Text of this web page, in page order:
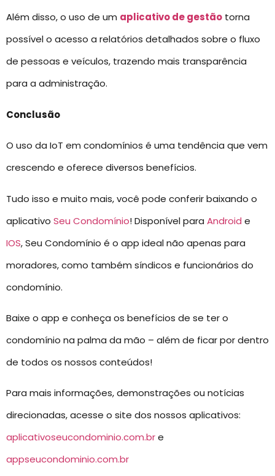
Além disso, o uso de um aplicativo de gestão torna
possível o acesso a relatórios detalhados sobre o fluxo
de pessoas e veículos, trazendo mais transparência
para a administração.
Conclusão
O uso da IoT em condomínios é uma tendência que vem
crescendo e oferece diversos benefícios.
Tudo isso e muito mais, você pode conferir baixando o
aplicativo Seu Condomínio! Disponível para Android e
IOS, Seu Condomínio é o app ideal não apenas para
moradores, como também síndicos e funcionários do
condomínio.
Baixe o app e conheça os benefícios de se ter o
condomínio na palma da mão – além de ficar por dentro
de todos os nossos conteúdos!
Para mais informações, demonstrações ou notícias
direcionadas, acesse o site dos nossos aplicativos:
aplicativoseucondominio.com.bre
appseucondominio.com.br